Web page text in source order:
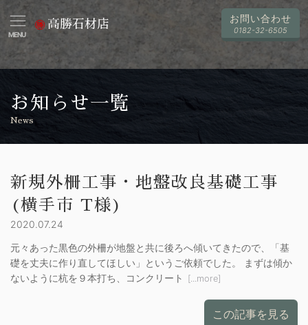
MENU
高勝石材店 お問い合わせ
0182-32-6505
お知らせ一覧
News
新規外柵工事・地盤改良基礎工事
(横手市 T様)
2020.07.24
元々あった黒色の外柵が地盤と共に後ろへ傾いてきたので、「基
礎を丈夫に作り直してほしい」というご依頼でした。 まずは傾か
ないように杭を９本打ち、コンクリート
[...more]
この記事を見る